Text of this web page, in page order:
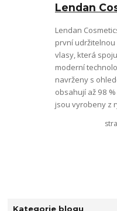
Kategorie blogu
Lendan
Lendan
první
vlasy, která
moderní
navrženy s
obsahují až 98
jsou vyrobeny z